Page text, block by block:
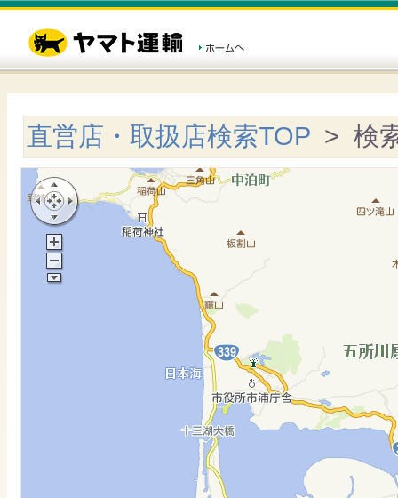
直営店・取扱店検索TOP > 検